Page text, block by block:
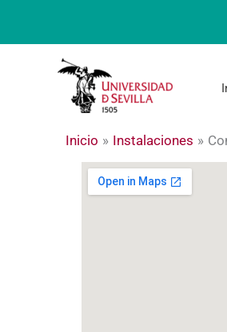
Inicio Instalaciones